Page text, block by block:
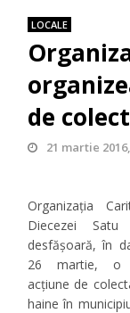
LOCALE
de
21 martie
Organizaţia
Diecezei Satu
desfășoară, în
26 martie, o
acţiune de
haine în